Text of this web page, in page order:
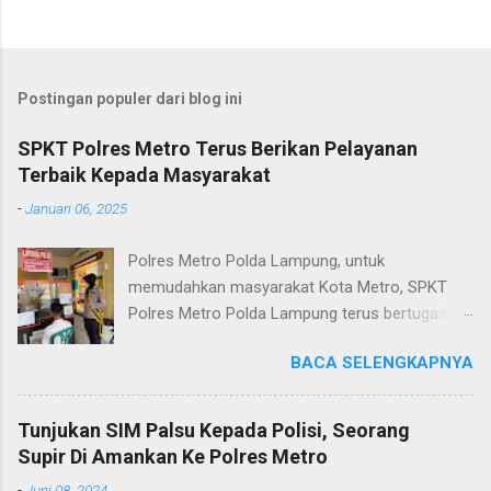
Postingan populer dari blog ini
SPKT Polres Metro Terus Berikan Pelayanan
Terbaik Kepada Masyarakat
-Januari 06, 2025
Polres Metro Polda Lampung, untuk
memudahkan masyarakat Kota Metro, SPKT
Polres Metro Polda Lampung terus bertugas
terkait layanan pengaduan, pelayanan SKCK dan
pelayanan Identifikasi sidik jari secara terpadu
kepada masyarakat. Senin (06/01/2025) Dalam
mewujudkan pelayanan prima kepolisian, SPKT
BACA SELENGKAPNYA
Tunjukan SIM Palsu Kepada Polisi, Seorang
Supir Di Amankan Ke Polres Metro